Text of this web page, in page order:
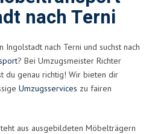
nach Terni
nach Terni und suchst nach
? Bei Umzugsmeister Richter
du genau richtig! Wir bieten dir
Umzugsservices zu fairen
aus ausgebildeten Möbelträgern